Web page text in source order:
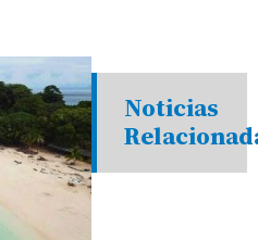
Noticias